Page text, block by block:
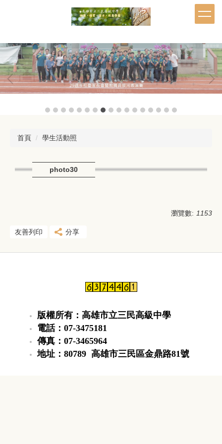
內
容
區
首頁 學生活動照
photo30
瀏覽數: 1153
友善列印 分享
版權所有：高雄市立三民高級中學
電話：07-3475181
傳真：07-3465964
地址：80789 高雄市三民區金鼎路81號